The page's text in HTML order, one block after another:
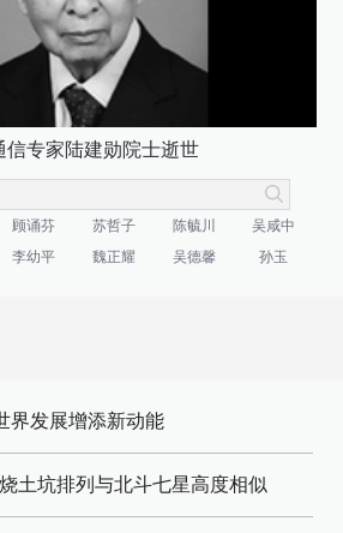
信专家陆建勋院士逝世
顾诵芬 苏哲子 陈毓川
吴咸中
李幼平 魏正耀 吴德馨 孙玉
界发展增添新动能
土坑排列与北斗七星高度相似